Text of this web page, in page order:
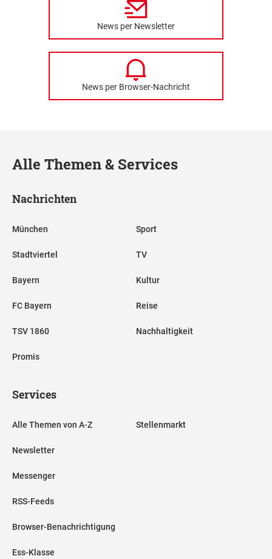
News per Newsletter
News per Browser-Nachricht
Alle Themen & Services
Nachrichten
München
Stadtviertel
Bayern
FC Bayern
TSV 1860
Promis
Sport
TV
Kultur
Reise
Nachhaltigkeit
Services
Alle Themen von A-Z
Newsletter
Messenger
RSS-Feeds
Browser-Benachrichtigung
Ess-Klasse
Stellenmarkt